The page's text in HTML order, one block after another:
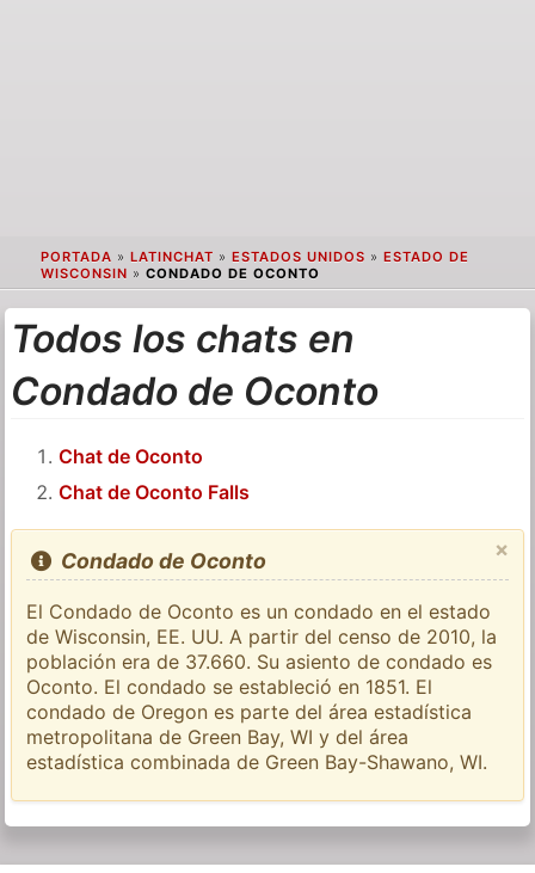
PORTADA » LATINCHAT » ESTADOS UNIDOS » ESTADO DE
WISCONSIN » CONDADO DE OCONTO
Todos los chats en
Condado de Oconto
Chat de Oconto
Chat de Oconto Falls
×
Condado de Oconto
El Condado de Oconto es un condado en el estado
de Wisconsin, EE. UU. A partir del censo de 2010, la
población era de 37.660. Su asiento de condado es
Oconto. El condado se estableció en 1851. El
condado de Oregon es parte del área estadística
metropolitana de Green Bay, WI y del área
estadística combinada de Green Bay-Shawano, WI.